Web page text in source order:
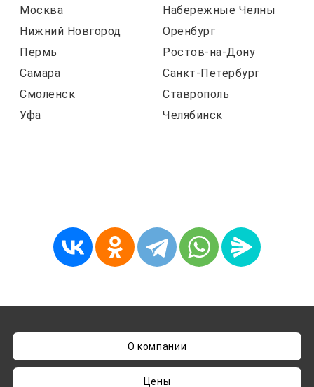
Москва
Набережные Челны
Нижний Новгород
Оренбург
Пермь
Ростов-на-Дону
Самара
Санкт-Петербург
Смоленск
Ставрополь
Уфа
Челябинск
О компании
Цены